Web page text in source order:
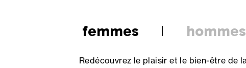
femmes hommes
Redécouvrez le plaisir et le bien-être de